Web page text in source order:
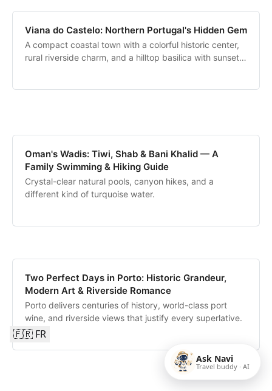
Viana do Castelo: Northern Portugal's Hidden Gem
A compact coastal town with a colorful historic center,
rural riverside charm, and a hilltop basilica with sunset
Oman's Wadis: Tiwi, Shab & Bani Khalid — A
Family Swimming & Hiking Guide
Crystal-clear natural pools, canyon hikes, and a
different kind of turquoise water.
Two Perfect Days in Porto: Historic Grandeur,
Modern Art & Riverside Romance
Porto delivers centuries of history, world-class port
wine, and riverside views that justify every superlative.
Ask Navi
Travel buddy · AI
🇫🇷 FR